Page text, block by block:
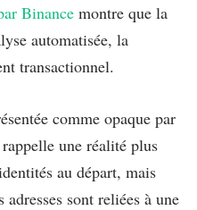
Binance montre que la
automatisée, la
transactionnel.
comme opaque par
une réalité plus
au départ, mais
sont reliées à une